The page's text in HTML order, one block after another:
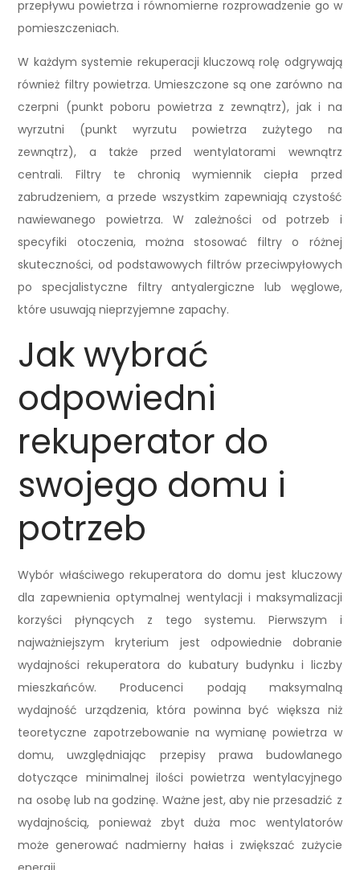
przepływu powietrza i równomierne rozprowadzenie go w
pomieszczeniach.
W każdym systemie rekuperacji kluczową rolę odgrywają
również filtry powietrza. Umieszczone są one zarówno na
czerpni (punkt poboru powietrza z zewnątrz), jak i na
wyrzutni (punkt wyrzutu powietrza zużytego na
zewnątrz), a także przed wentylatorami wewnątrz
centrali. Filtry te chronią wymiennik ciepła przed
zabrudzeniem, a przede wszystkim zapewniają czystość
nawiewanego powietrza. W zależności od potrzeb i
specyfiki otoczenia, można stosować filtry o różnej
skuteczności, od podstawowych filtrów przeciwpyłowych
po specjalistyczne filtry antyalergiczne lub węglowe,
które usuwają nieprzyjemne zapachy.
Jak wybrać
odpowiedni
rekuperator do
swojego domu i
potrzeb
Wybór właściwego rekuperatora do domu jest kluczowy
dla zapewnienia optymalnej wentylacji i maksymalizacji
korzyści płynących z tego systemu. Pierwszym i
najważniejszym kryterium jest odpowiednie dobranie
wydajności rekuperatora do kubatury budynku i liczby
mieszkańców. Producenci podają maksymalną
wydajność urządzenia, która powinna być większa niż
teoretyczne zapotrzebowanie na wymianę powietrza w
domu, uwzględniając przepisy prawa budowlanego
dotyczące minimalnej ilości powietrza wentylacyjnego
na osobę lub na godzinę. Ważne jest, aby nie przesadzić z
wydajnością, ponieważ zbyt duża moc wentylatorów
może generować nadmierny hałas i zwiększać zużycie